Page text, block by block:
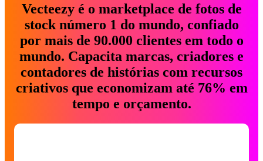
Vecteezy é o marketplace de fotos de
stock número 1 do mundo, confiado
por mais de 90.000 clientes em todo o
mundo. Capacita marcas, criadores e
contadores de histórias com recursos
criativos que economizam até 76% em
tempo e orçamento.